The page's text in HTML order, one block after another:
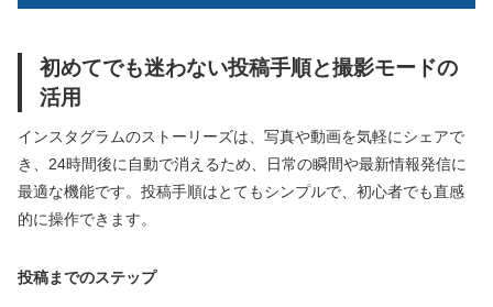
初めてでも迷わない投稿手順と撮影モードの
活用
インスタグラムのストーリーズは、写真や動画を気軽にシェアで
き、24時間後に自動で消えるため、日常の瞬間や最新情報発信に
最適な機能です。投稿手順はとてもシンプルで、初心者でも直感
的に操作できます。
投稿までのステップ